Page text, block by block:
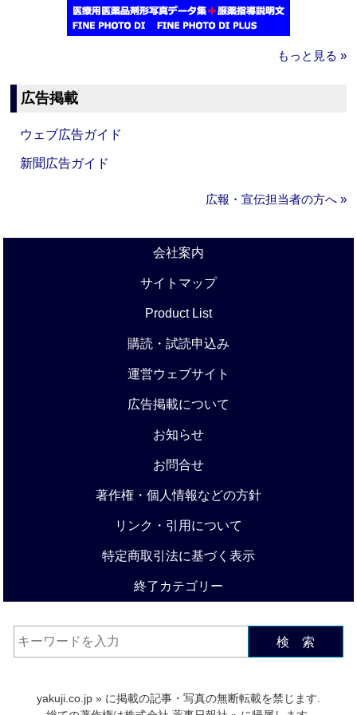
もっと見る »
広告掲載
ウェブ広告ガイド
新聞広告ガイド
広報・宣伝担当者の方へ »
会社案内
サイトマップ
Product List
購読・試読申込み
運営ウェブサイト
広告掲載について
お知らせ
お問合せ
著作権・個人情報などの方針
リンク・引用について
特定商取引法に基づく表示
終了カテゴリー
検 索
yakuji.co.jp » に掲載の記事・写真の無断転載を禁じます.